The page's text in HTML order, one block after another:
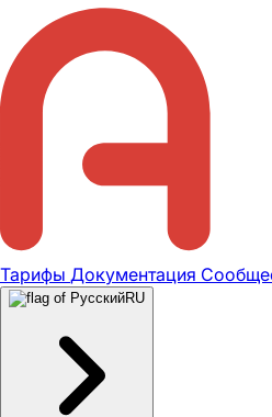
Тарифы Документация
RU